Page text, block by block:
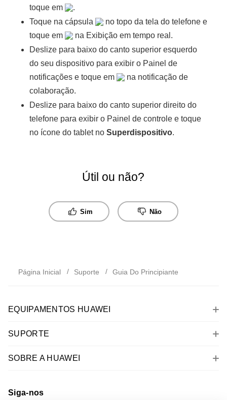
toque em
.
Toque na cápsula
no topo da tela do telefone e
toque em
na Exibição em tempo real.
Deslize para baixo do canto superior esquerdo
do seu dispositivo para exibir o Painel de
notificações e toque em
na notificação de
colaboração.
Deslize para baixo do canto superior direito do
telefone para exibir o Painel de controle e toque
no ícone do tablet noSuperdispositivo.
Útil ou não?
Sim Não
Página Inicial Suporte Guia Do Principiante
EQUIPAMENTOS HUAWEI
SUPORTE
SOBRE A HUAWEI
Siga-nos